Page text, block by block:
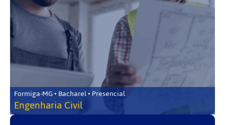
Formiga-MG • Bacharel • Presencial
Engenharia Civil